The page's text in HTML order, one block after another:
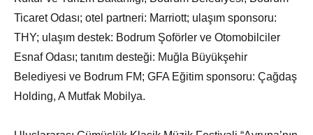
Ticaret Odası; otel partneri: Marriott; ulaşım sponsoru:
THY; ulaşım destek: Bodrum Şoförler ve Otomobilciler
Esnaf Odası; tanıtım desteği: Muğla Büyükşehir
Belediyesi ve Bodrum FM; GFA Eğitim sponsoru: Çağdaş
Holding, A Mutfak Mobilya.